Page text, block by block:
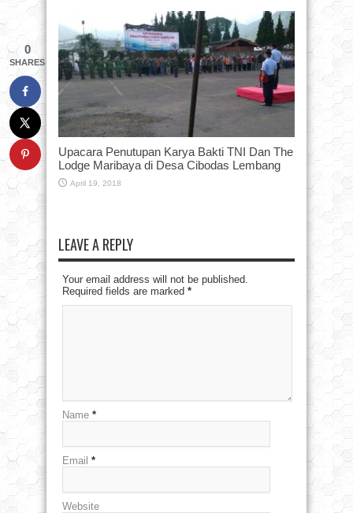
Upacara Penutupan Karya Bakti TNI Dan The
Lodge Maribaya di Desa Cibodas Lembang
April 19, 2018
LEAVE A REPLY
Your email address will not be published.
Required fields are marked *
Name *
Email *
Website
0
SHARES